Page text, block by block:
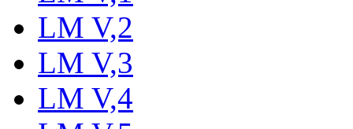
LM V,2
LM V,3
LM V,4